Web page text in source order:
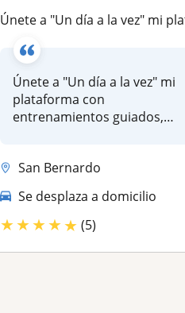
Únete a "Un día a la vez" mi plataforma con entrenamientos guiados, alimentación práctica, trabajando hábitos, mente
Únete a "Un día a la vez" mi
plataforma con
entrenamientos guiados,
San Bernardo
Se desplaza a domicilio
★★★★★ (5)